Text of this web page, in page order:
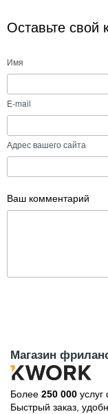
Оставьте свой
Имя
E-mail
Адрес вашего сайта
Ваш комментарий
Магазин
Более 250 000
Быстрый заказ,